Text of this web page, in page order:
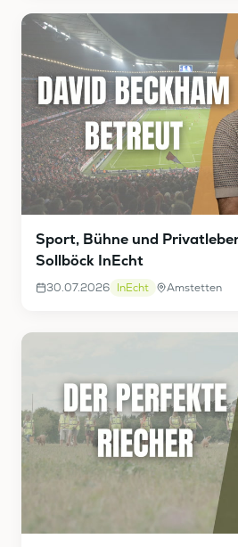
Sport, Bühne und
Sollböck InEcht
30.07.2026 InEcht Amstetten